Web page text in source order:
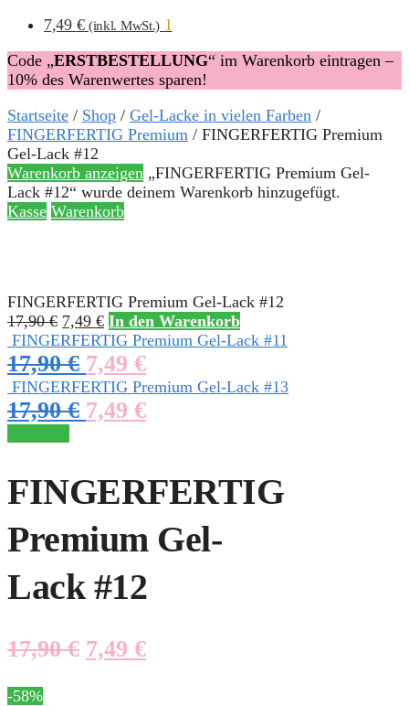
7,49 € (inkl. MwSt.) 1
Code „ERSTBESTELLUNG“ im Warenkorb eintragen –
10% des Warenwertes sparen!
Startseite / Shop / Gel-Lacke in vielen Farben /
FINGERFERTIG Premium / FINGERFERTIG Premium
Gel-Lack #12
Warenkorb anzeigen „FINGERFERTIG Premium Gel-
Lack #12“ wurde deinem Warenkorb hinzugefügt.
Kasse Warenkorb
FINGERFERTIG Premium Gel-Lack #12
17,90€ 7,49 € In den Warenkorb
FINGERFERTIG Premium Gel-Lack #11
17,90€ 7,49 €
FINGERFERTIG Premium Gel-Lack #13
17,90€ 7,49 €
FINGERFERTIG
Premium Gel-
Lack #12
17,90€ 7,49 €
-58%